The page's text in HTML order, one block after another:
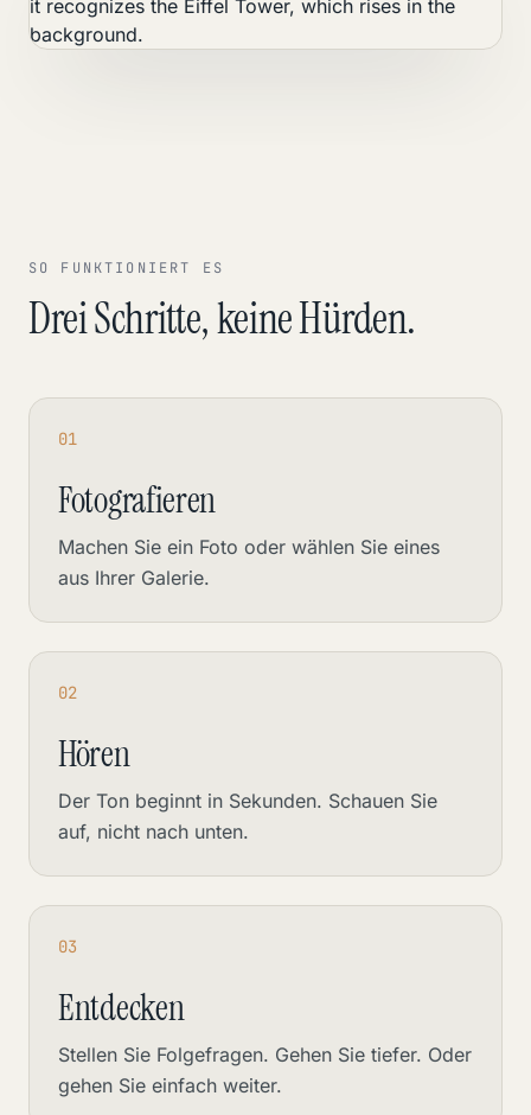
SO FUNKTIONIERT ES
Drei Schritte, keine Hürden.
01
Fotografieren
Machen Sie ein Foto oder wählen Sie eines
aus Ihrer Galerie.
02
Hören
Der Ton beginnt in Sekunden. Schauen Sie
auf, nicht nach unten.
03
Entdecken
Stellen Sie Folgefragen. Gehen Sie tiefer. Oder
gehen Sie einfach weiter.